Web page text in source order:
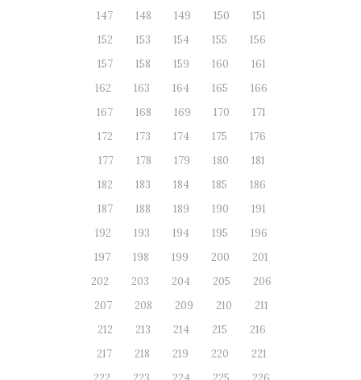
147
148 149 150
151
152
153 154 155
156
157
158 159 160
161
162
163 164 165
166
167
168 169 170
171
172
173 174 175
176
177
178 179 180
181
182
183 184 185
186
187
188 189 190
191
192
193 194 195
196
197
198 199 200
201
202
203 204 205
206
207
208 209 210
211
212
213 214 215
216
217
218 219 220
221